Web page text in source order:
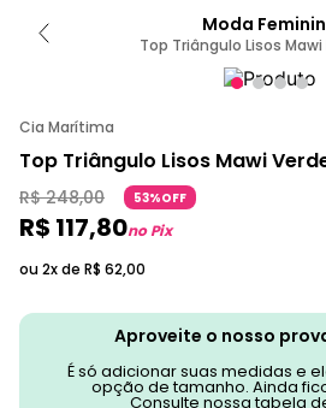
Moda
Top Triângulo Lisos Mawi
Cia Marítima
Top Triângulo Lisos Mawi
R$ 248,00 53%OFF
R$ 117,80no Pix
ou 2x de R$ 62,00
Aproveite o nosso
É só adicionar suas medidas e
opção de tamanho. Ainda
Consulte nossa tabela